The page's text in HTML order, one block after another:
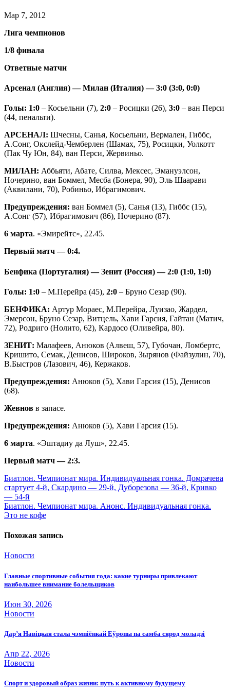
Мар 7, 2012
Лига чемпионов
1/8 финала
Ответные матчи
Арсенал (Англия) — Милан (Италия) — 3:0 (3:0, 0:0)
Голы: 1:0 – Косьельни (7), 2:0 – Росицки (26), 3:0 – ван Перси
(44, пенальти).
АРСЕНАЛ: Шчесны, Санья, Косьельни, Вермален, Гиббс,
А.Сонг, Окслейд-Чемберлен (Шамах, 75), Росицки, Уолкотт
(Пак Чу Юн, 84), ван Перси, Жервиньо.
МИЛАН: Аббьяти, Абате, Силва, Мексес, Эмануэлсон,
Ночерино, ван Боммел, Месба (Бонера, 90), Эль Шаарави
(Аквилани, 70), Робиньо, Ибрагимович.
Предупреждения: ван Боммел (5), Санья (13), Гиббс (15),
А.Сонг (57), Ибрагимович (86), Ночерино (87).
6 марта. «Эмирейтс», 22.45.
Первый матч — 0:4.
Бенфика (Португалия) — Зенит (Россия) — 2:0 (1:0, 1:0)
Голы: 1:0 – М.Перейра (45), 2:0 – Бруно Сезар (90).
БЕНФИКА: Артур Мораес, М.Перейра, Луизао, Жардел,
Эмерсон, Бруно Сезар, Витцель, Хави Гарсия, Гайтан (Матич,
72), Родриго (Нолито, 62), Кардосо (Оливейра, 80).
ЗЕНИТ: Малафеев, Анюков (Алвеш, 57), Губочан, Ломбертс,
Кришито, Семак, Денисов, Широков, Зырянов (Файзулин, 70),
В.Быстров (Лазович, 46), Кержаков.
Предупреждения: Анюков (5), Хави Гарсия (15), Денисов
(68).
Жевнов в запасе.
Предупреждения: Анюков (5), Хави Гарсия (15).
6 марта. «Эштадиу да Луш», 22.45.
Первый матч — 2:3.
Навигация
по
записям
Биатлон. Чемпионат мира. Индивидуальная гонка. Домрачева
стартует 4-й, Скардино — 29-й, Дуборезова — 36-й, Кривко
— 54-й
Биатлон. Чемпионат мира. Анонс. Индивидуальная гонка.
Это не кофе
Похожая запись
Новости
Главные спортивные события года: какие турниры привлекают
наибольшее внимание болельщиков
Июн 30, 2026
Новости
Дар’я Навіцкая стала чэмпіёнкай Еўропы па самба сярод моладзі
Апр 22, 2026
Новости
Спорт и здоровый образ жизни: путь к активному будущему